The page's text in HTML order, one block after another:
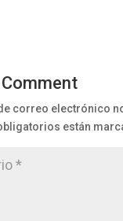
correo electrónico
están